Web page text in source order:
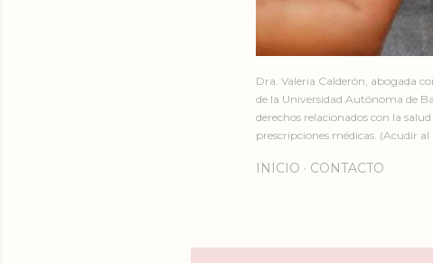
Dra. Valeria Calderón, abogada
de la Universidad Autónoma de
derechos relacionados con la
prescripciones médicas. (Acudir
INICIO CONTACTO